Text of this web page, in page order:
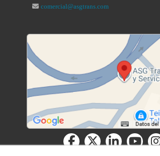
comercial@asgtrans.com